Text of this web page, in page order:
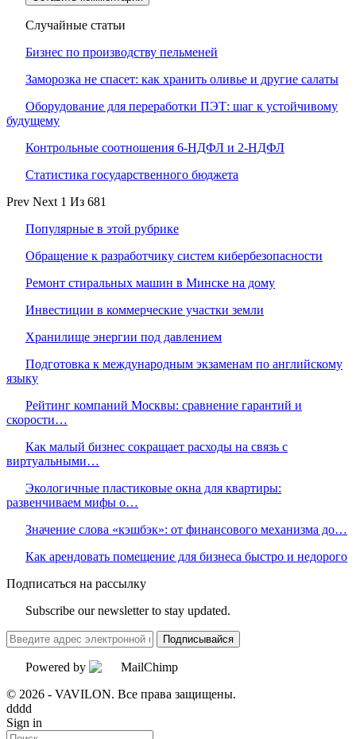
Случайные статьи
Бизнес по производству пельменей
Заморозка не спасет: как хранить оливье и другие салаты
Оборудование для переработки ПЭТ: шаг к устойчивому
будущему
Контрольные соотношения 6-НДФЛ и 2-НДФЛ
Статистика государственного бюджета
Prev Next 1 Из 681
Популярные в этой рубрике
Обращение к разработчику систем кибербезопасности
Ремонт стиральных машин в Минске на дому
Инвестиции в коммерческие участки земли
Хранилище энергии под давлением
Подготовка к международным экзаменам по английскому
языку
Рейтинг компаний Москвы: сравнение гарантий и
скорости…
Как малый бизнес сокращает расходы на связь с
виртуальными…
Экологичные пластиковые окна для квартиры:
развенчиваем мифы о…
Значение слова «кэшбэк»: от финансового механизма до…
Как арендовать помещение для бизнеса быстро и недорого
Подписаться на рассылку
Subscribe our newsletter to stay updated.
Подписывайся
Powered by
© 2026 - VAVILON. Все права защищены.
dddd
Sign in